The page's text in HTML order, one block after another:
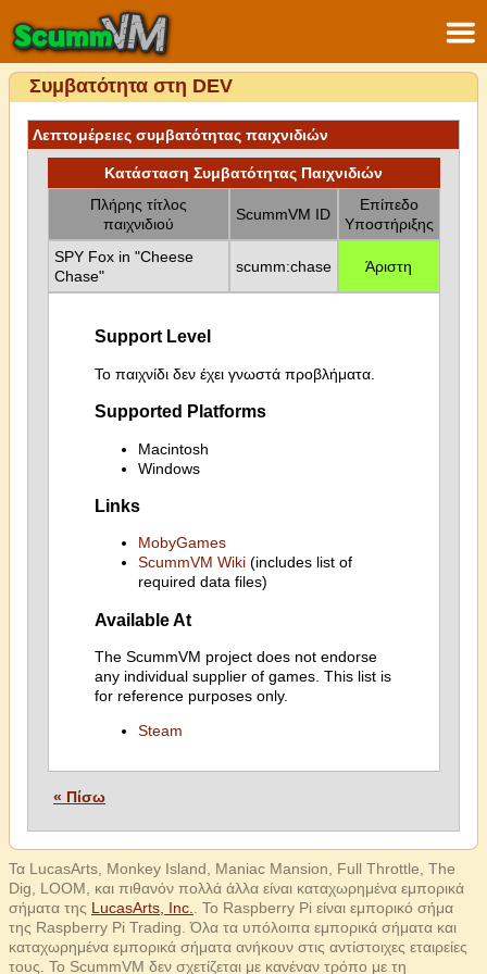
Συμβατότητα στη DEV
Λεπτομέρειες συμβατότητας παιχνιδιών
Κατάσταση Συμβατότητας Παιχνιδιών
Πλήρης τίτλος
παιχνιδιού
ScummVM ID
Επίπεδο
Υποστήριξης
SPY Fox in "Cheese
Chase"
scumm:chase Άριστη
Support Level
Το παιχνίδι δεν έχει γνωστά προβλήματα.
Supported Platforms
Macintosh
Windows
Links
MobyGames
ScummVM Wiki(includes list of
required data files)
Available At
The ScummVM project does not endorse
any individual supplier of games. This list is
for reference purposes only.
Steam
« Πίσω
Τα LucasArts, Monkey Island, Maniac Mansion, Full Throttle, The
Dig, LOOM, και πιθανόν πολλά άλλα είναι καταχωρημένα εμπορικά
σήματα της LucasArts, Inc.
. Το Raspberry Pi είναι εμπορικό σήμα
της Raspberry Pi Trading. Όλα τα υπόλοιπα εμπορικά σήματα και
καταχωρημένα εμπορικά σήματα ανήκουν στις αντίστοιχες εταιρείες
τους. Το ScummVM δεν σχετίζεται με κανέναν τρόπο με τη